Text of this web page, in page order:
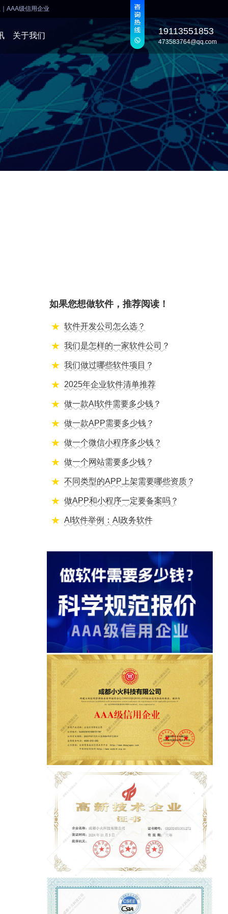
AAA级信用企业
关于我们 19113551853
473583764@qq.com
如果您想做软件，推荐阅读！
软件开发公司怎么选？
我们是怎样的一家软件公司？
我们做过哪些软件项目？
2025年企业软件清单推荐
做一款AI软件需要多少钱？
做一款APP需要多少钱？
做一个微信小程序多少钱？
做一个网站需要多少钱？
不同类型的APP上架需要哪些资质？
做APP和小程序一定要备案吗？
AI软件举例：AI政务软件